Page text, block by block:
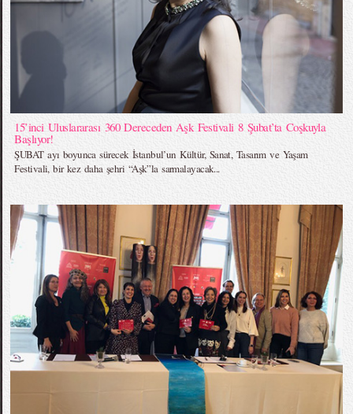
15’inci Uluslararası 360 Dereceden Aşk Festivali 8 Şubat’ta Coşkuyla
Başlıyor!
ŞUBAT ayı boyunca sürecek İstanbul’un Kültür, Sanat, Tasarım ve Yaşam
Festivali, bir kez daha şehri “Aşk”la sarmalayacak...